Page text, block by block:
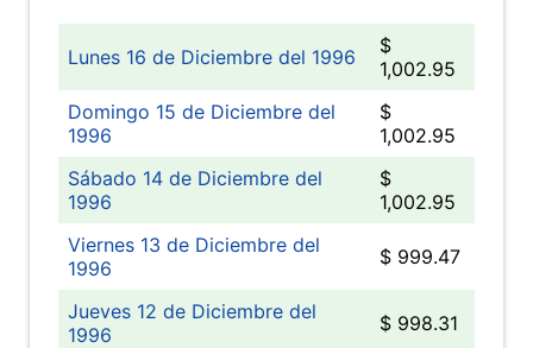
Lunes 16 de Diciembre del 1996
$
1,002.95
Domingo 15 de Diciembre del
1996
$
1,002.95
Sábado 14 de Diciembre del
1996
$
1,002.95
Viernes 13 de Diciembre del
1996
$ 999.47
Jueves 12 de Diciembre del
1996
$ 998.31